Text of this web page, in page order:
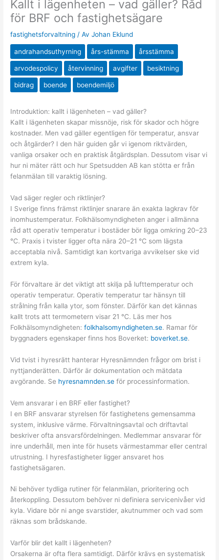
Kallt i lägenheten – vad gäller? Råd
för BRF och fastighetsägare
fastighetsforvaltning / AvJohan Eklund
andrahandsuthyrning års-stämma årsstämma
arvodespolicy återvinning avgifter besiktning
bidrag boende boendemiljö
Introduktion: kallt i lägenheten – vad gäller?
Kallt i lägenheten skapar missnöje, risk för skador och högre
kostnader. Men vad gäller egentligen för temperatur, ansvar
och åtgärder? I den här guiden går vi igenom riktvärden,
vanliga orsaker och en praktisk åtgärdsplan. Dessutom visar vi
hur ni mäter rätt och hur Spetsudden AB kan stötta er från
felanmälan till varaktig lösning.
Vad säger regler och riktlinjer?
I Sverige finns främst riktlinjer snarare än exakta lagkrav för
inomhustemperatur. Folkhälsomyndigheten anger i allmänna
råd att operativ temperatur i bostäder bör ligga omkring 20–23
°C. Praxis i tvister ligger ofta nära 20–21 °C som lägsta
acceptabla nivå. Samtidigt kan kortvariga avvikelser ske vid
extrem kyla.
För förvaltare är det viktigt att skilja på lufttemperatur och
operativ temperatur. Operativ temperatur tar hänsyn till
strålning från kalla ytor, som fönster. Därför kan det kännas
kallt trots att termometern visar 21 °C. Läs mer hos
Folkhälsomyndigheten:folkhalsomyndigheten.se. Ramar för
byggnaders egenskaper finns hos Boverket: boverket.se.
Vid tvist i hyresrätt hanterar Hyresnämnden frågor om brist i
nyttjanderätten. Därför är dokumentation och mätdata
avgörande. Se hyresnamnden.se för processinformation.
Vem ansvarar i en BRF eller fastighet?
I en BRF ansvarar styrelsen för fastighetens gemensamma
system, inklusive värme. Förvaltningsavtal och driftavtal
beskriver ofta ansvarsfördelningen. Medlemmar ansvarar för
inre underhåll, men inte för husets värmestammar eller central
utrustning. I hyresfastigheter ligger ansvaret hos
fastighetsägaren.
Ni behöver tydliga rutiner för felanmälan, prioritering och
återkoppling. Dessutom behöver ni definiera service­nivåer vid
kyla. Vidare bör ni ange svarstider, akutnummer och vad som
räknas som brådskande.
Varför blir det kallt i lägenheten?
Orsakerna är ofta flera samtidigt. Därför krävs en systematisk